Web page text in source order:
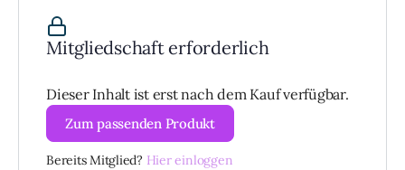
Mitgliedschaft erforderlich
Dieser Inhalt ist erst nach dem Kauf verfügbar.
Zum passenden Produkt
Bereits Mitglied? Hier einloggen